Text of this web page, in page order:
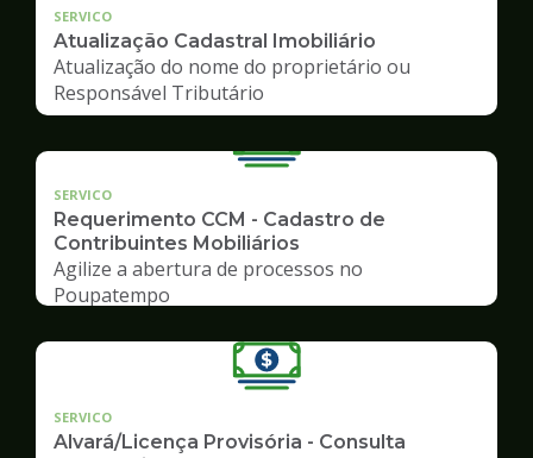
SERVICO
Atualização Cadastral Imobiliário
Atualização do nome do proprietário ou
Responsável Tributário
SERVICO
Requerimento CCM - Cadastro de
Contribuintes Mobiliários
Agilize a abertura de processos no
Poupatempo
SERVICO
Alvará/Licença Provisória - Consulta